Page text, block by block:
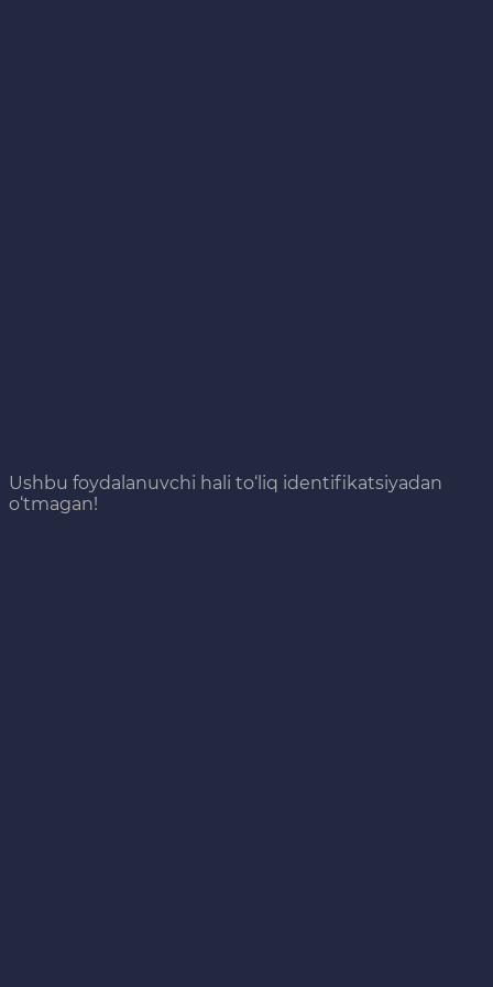
Ushbu foydalanuvchi hali to‘liq identifikatsiyadan
o‘tmagan!